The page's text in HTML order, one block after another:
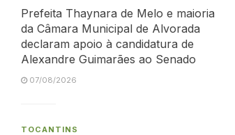
Prefeita Thaynara de Melo e maioria
da Câmara Municipal de Alvorada
declaram apoio à candidatura de
Alexandre Guimarães ao Senado
07/08/2026
TOCANTINS